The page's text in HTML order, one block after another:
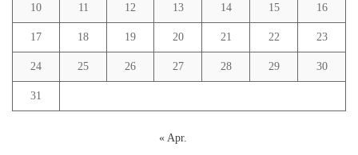
10 11 12 13 14 15 16
17 18 19 20 21 22 23
24 25 26 27 28 29 30
31
« Apr.